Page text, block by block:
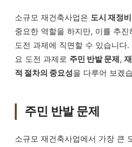
소규모 재건축사업은 도시 재정
중요한 역할을 하지만, 이를 추진
도전 과제에 직면할 수 있습니다
요 도전 과제로 주민 반발 문제,
적 절차의 중요성을 다루어 보겠
주민 반발 문제
소규모 재건축사업에서 가장 큰